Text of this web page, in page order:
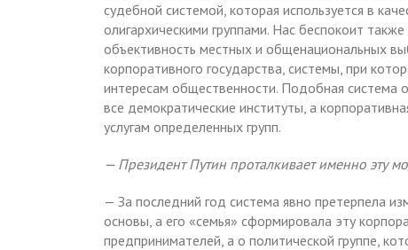
судебной системой, которая используется в
олигархическими группами. Нас беспокоит
объективность местных и общенациональных
корпоративного государства, системы, при
интересам общественности. Подобная система
все демократические институты, а
услугам определенных групп.
— Президент Путин проталкивает именно эту
— За последний год система явно претерпела
основы, а его «семья» сформировала эту
предпринимателей, а о политической группе,